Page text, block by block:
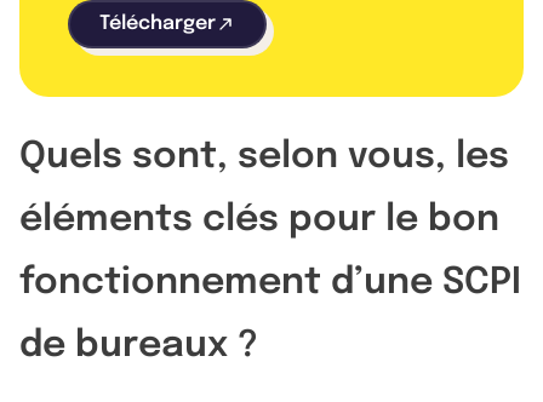
Télécharger
Quels sont, selon vous, les
éléments clés pour le bon
fonctionnement d’une SCPI
de bureaux ?